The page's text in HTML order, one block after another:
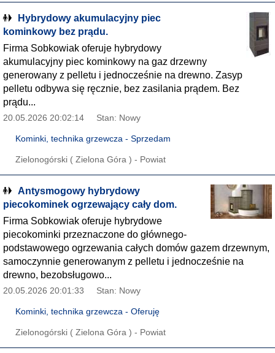
Hybrydowy akumulacyjny piec
kominkowy bez prądu.
Firma Sobkowiak oferuje hybrydowy
akumulacyjny piec kominkowy na gaz drzewny
generowany z pelletu i jednocześnie na drewno. Zasyp
pelletu odbywa się ręcznie, bez zasilania prądem. Bez
prądu...
20.05.2026 20:02:14 Stan: Nowy
Kominki, technika grzewcza - Sprzedam
Zielonogórski ( Zielona Góra ) - Powiat
Antysmogowy hybrydowy
piecokominek ogrzewający cały dom.
Firma Sobkowiak oferuje hybrydowe
piecokominki przeznaczone do głównego-
podstawowego ogrzewania całych domów gazem drzewnym,
samoczynnie generowanym z pelletu i jednocześnie na
drewno, bezobsługowo...
20.05.2026 20:01:33 Stan: Nowy
Kominki, technika grzewcza - Oferuję
Zielonogórski ( Zielona Góra ) - Powiat